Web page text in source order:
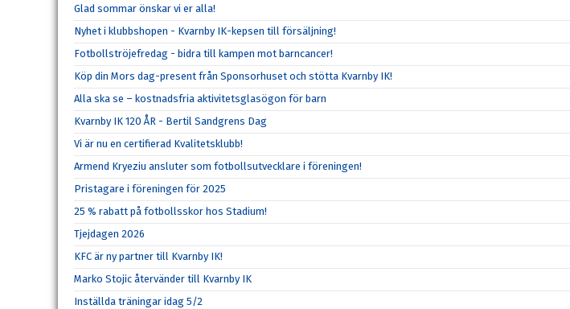
Glad sommar önskar vi er alla!
Nyhet i klubbshopen - Kvarnby IK-kepsen till försäljning!
Fotbollströjefredag - bidra till kampen mot barncancer!
Köp din Mors dag-present från Sponsorhuset och stötta Kvarnby IK!
Alla ska se – kostnadsfria aktivitetsglasögon för barn
Kvarnby IK 120 ÅR - Bertil Sandgrens Dag
Vi är nu en certifierad Kvalitetsklubb!
Armend Kryeziu ansluter som fotbollsutvecklare i föreningen!
Pristagare i föreningen för 2025
25 % rabatt på fotbollsskor hos Stadium!
Tjejdagen 2026
KFC är ny partner till Kvarnby IK!
Marko Stojic återvänder till Kvarnby IK
Inställda träningar idag 5/2